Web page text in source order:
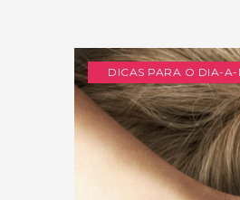
DICAS PARA O DIA-A-